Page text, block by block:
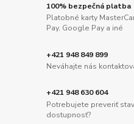
100% bezpečná platba
Platobné karty
Pay, Google Pay a iné
+421 948 849 899
Neváhajte nás
+421 948 630 604
Potrebujete preveriť
dostupnosť?